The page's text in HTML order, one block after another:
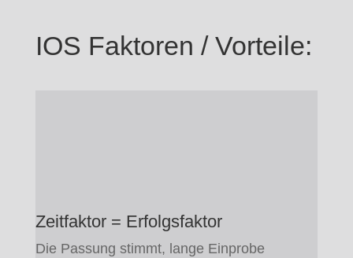
IOS Faktoren / Vorteile:
Zeitfaktor = Erfolgsfaktor
Die Passung stimmt, lange Einprobe